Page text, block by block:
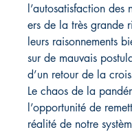
l’autosatisfaction des
ers de la très grande
leurs raisonnements
sur de mauvais
d’un retour de la
Le chaos de la
l’opportunité de
réalité de notre